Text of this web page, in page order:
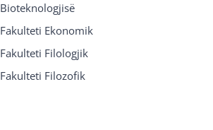
Bioteknologjisë
Fakulteti Ekonomik
Fakulteti Filologjik
Fakulteti Filozofik